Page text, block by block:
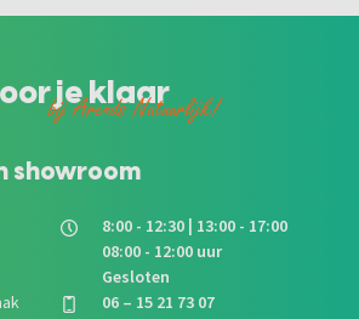
je klaar
bij Arends Natuurlijk!
showroom
8:00 - 12:30 | 13:00 - 17:00
08:00 - 12:00 uur
Gesloten
06 – 15 21 73 07